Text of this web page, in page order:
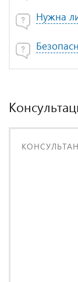
Нужна